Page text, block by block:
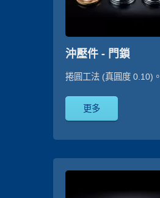
沖壓件 - 門鎖
捲圓工法 (真圓度 0.10)。
更多